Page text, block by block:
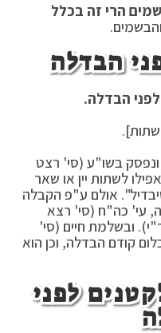
הרי זה בכלל
הבדלה
הבדלה.
בשו"ע (סי' רצט
לשתות יין או שאר
אולם ע"פ הקבלה
עי' כה"ח (סי' רצא
ובשלמת חיים (סי'
קודם הבדלה, וכן הוא
לפני